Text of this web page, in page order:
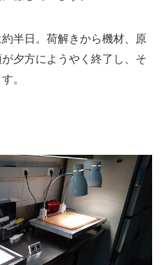
半日。荷解きから機材、原
夕方にようやく終了し、そ
。